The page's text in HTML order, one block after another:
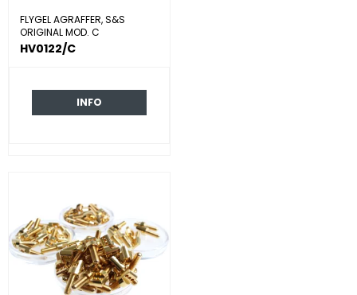
FLYGEL AGRAFFER, S&S
ORIGINAL MOD. C
HV0122/C
INFO